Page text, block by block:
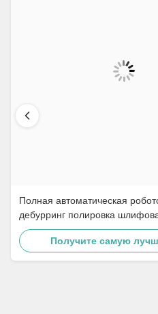
Полная автоматическая
дебурринг полировка
для мотоциклетных частей
оборудования дверной ручки
Получите самую